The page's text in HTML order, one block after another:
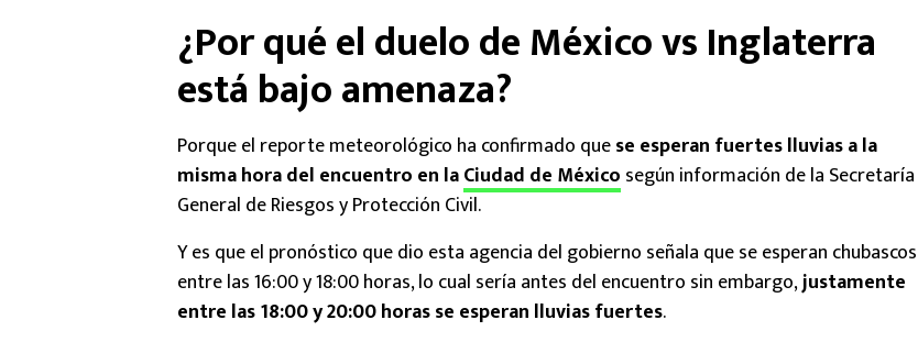
¿Por qué el duelo de México vs Inglaterra
está bajo amenaza?
Porque el reporte meteorológico ha confirmado quese esperan fuertes lluvias a la
misma hora del encuentro en laCiudad de México según información de la Secretaría
General de Riesgos y Protección Civil.
Y es que el pronóstico que dio esta agencia del gobierno señala que se esperan chubascos
entre las 16:00 y 18:00 horas, lo cual sería antes del encuentro sin embargo,justamente
entre las 18:00 y 20:00 horas se esperan lluvias fuertes.